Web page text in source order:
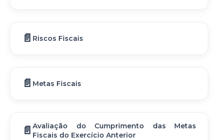
Riscos Fiscais
Metas Fiscais
Avaliação do Cumprimento das Metas
Fiscais do Exercício Anterior